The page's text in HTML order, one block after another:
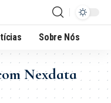
Sobre Nós
Nexdata